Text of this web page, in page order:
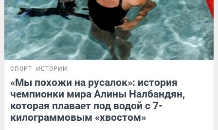
СПОРТ ИСТОРИИ
«Мы похожи на русалок»: история
чемпионки мира Алины Налбандян,
которая плавает под водой с 7-
килограммовым «хвостом»